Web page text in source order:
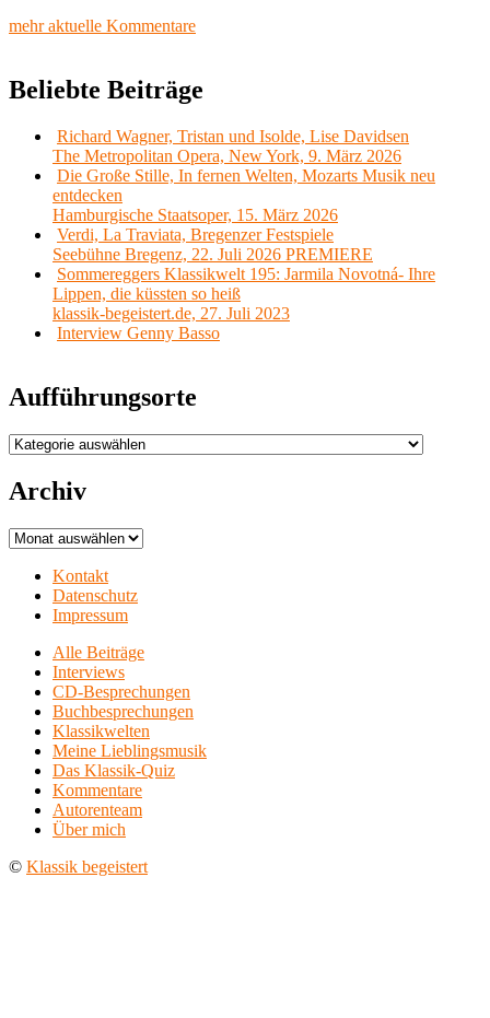
mehr aktuelle Kommentare
Beliebte Beiträge
Richard Wagner, Tristan und Isolde, Lise Davidsen
The Metropolitan Opera, New York, 9. März 2026
Die Große Stille, In fernen Welten, Mozarts Musik neu
entdecken
Hamburgische Staatsoper, 15. März 2026
Verdi, La Traviata, Bregenzer Festspiele
Seebühne Bregenz, 22. Juli 2026 PREMIERE
Sommereggers Klassikwelt 195: Jarmila Novotná- Ihre
Lippen, die küssten so heiß
klassik-begeistert.de, 27. Juli 2023
Interview Genny Basso
Aufführungsorte
Aufführungsorte
Archiv
Archiv
Kontakt
Datenschutz
Impressum
Alle Beiträge
Interviews
CD-Besprechungen
Buchbesprechungen
Klassikwelten
Meine Lieblingsmusik
Das Klassik-Quiz
Kommentare
Autorenteam
Über mich
© Klassik begeistert